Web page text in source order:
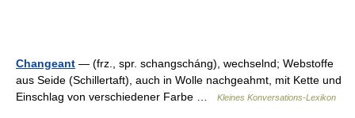
Changeant — (frz., spr. schangscháng), wechselnd; Webstoffe
aus Seide (Schillertaft), auch in Wolle nachgeahmt, mit Kette und
Einschlag von verschiedener Farbe …
Kleines Konversations-Lexikon